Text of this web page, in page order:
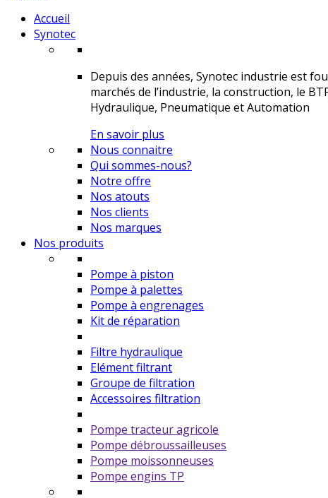
Accueil
Synotec
Depuis des années, Synotec industrie est
marchés de l’industrie, la construction, le
Hydraulique, Pneumatique et Automation
En savoir plus
Nous connaitre
Qui sommes-nous?
Notre offre
Nos atouts
Nos clients
Nos marques
Nos produits
Pompe à piston
Pompe à palettes
Pompe à engrenages
Kit de réparation
Filtre hydraulique
Elément filtrant
Groupe de filtration
Accessoires filtration
Pompe tracteur agricole
Pompe débroussailleuses
Pompe moissonneuses
Pompe engins TP